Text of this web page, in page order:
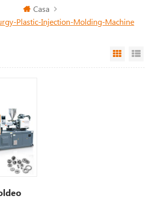
Casa
Plastic-Injection-Molding-Machine
Grid